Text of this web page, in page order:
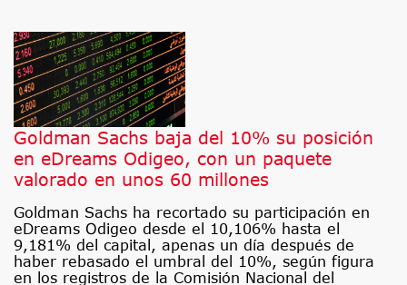
Goldman Sachs baja del 10% su posición
en eDreams Odigeo, con un paquete
valorado en unos 60 millones
Goldman Sachs ha recortado su participación en
eDreams Odigeo desde el 10,106% hasta el
9,181% del capital, apenas un día después de
haber rebasado el umbral del 10%, según figura
en los registros de la Comisión Nacional del